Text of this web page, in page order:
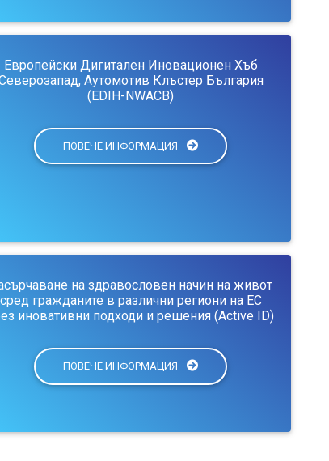
Европейски Дигитален Иновационен Хъб
Аутомотив Клъстер България
(EDIH-NWACB)
ПОВЕЧЕ ИНФОРМАЦИЯ
на здравословен начин на живот
сред гражданите в различни региони на ЕС
иновативни подходи и решения (Active ID)
ПОВЕЧЕ ИНФОРМАЦИЯ